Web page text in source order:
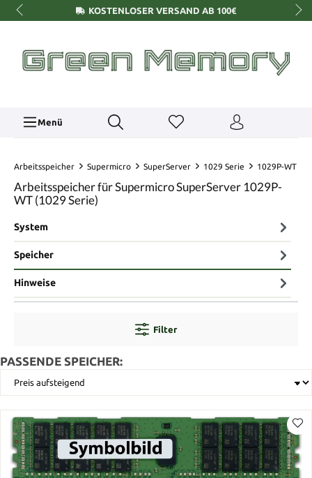
KOSTENLOSER VERSAND AB 100€
Menü
Arbeitsspeicher Supermicro SuperServer 1029 Serie 1029P-WT
Arbeitsspeicher für Supermicro SuperServer 1029P-
WT (1029 Serie)
System
Speicher
Hinweise
Filter
PASSENDE SPEICHER: